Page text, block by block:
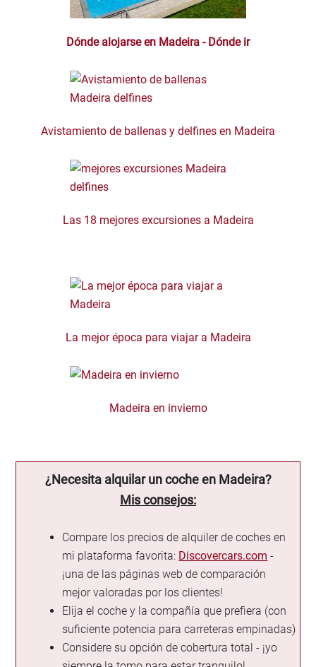
Dónde alojarse en Madeira - Dónde ir
Avistamiento de ballenas y delfines en Madeira
Las 18 mejores excursiones a Madeira
La mejor época para viajar a Madeira
Madeira en invierno
¿Necesita alquilar un coche en Madeira?
Mis consejos:
Compare los precios de alquiler de coches en
mi plataforma favorita: Discovercars.com -
¡una de las páginas web de comparación
mejor valoradas por los clientes!
Elija el coche y la compañía que prefiera (con
suficiente potencia para carreteras empinadas)
Considere su opción de cobertura total - ¡yo